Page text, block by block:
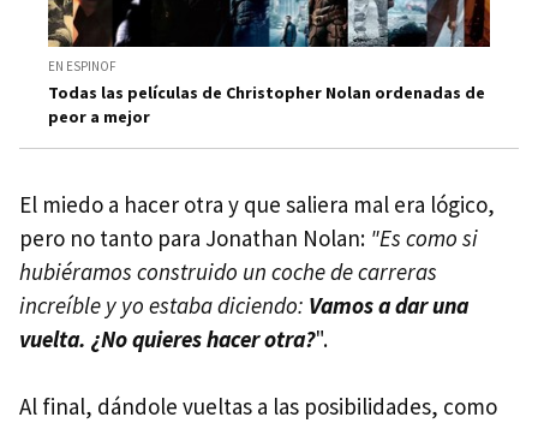
EN ESPINOF
Todas las películas de Christopher Nolan ordenadas de
peor a mejor
El miedo a hacer otra y que saliera mal era lógico,
pero no tanto para Jonathan Nolan: "Es como si
hubiéramos construido un coche de carreras
increíble y yo estaba diciendo: Vamos a dar una
vuelta. ¿No quieres hacer otra?".
Al final, dándole vueltas a las posibilidades, como